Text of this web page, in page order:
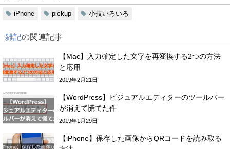
iPhone pickup 小技いろいろ
雑記の関連記事
【Mac】入力確定した文字を再変換する2つの方法
と応用
2019年2月21日
【WordPress】ビジュアルエディターのツールバー
が消えて慌てた件
2019年1月29日
【iPhone】保存した画像からQRコードを読み取る